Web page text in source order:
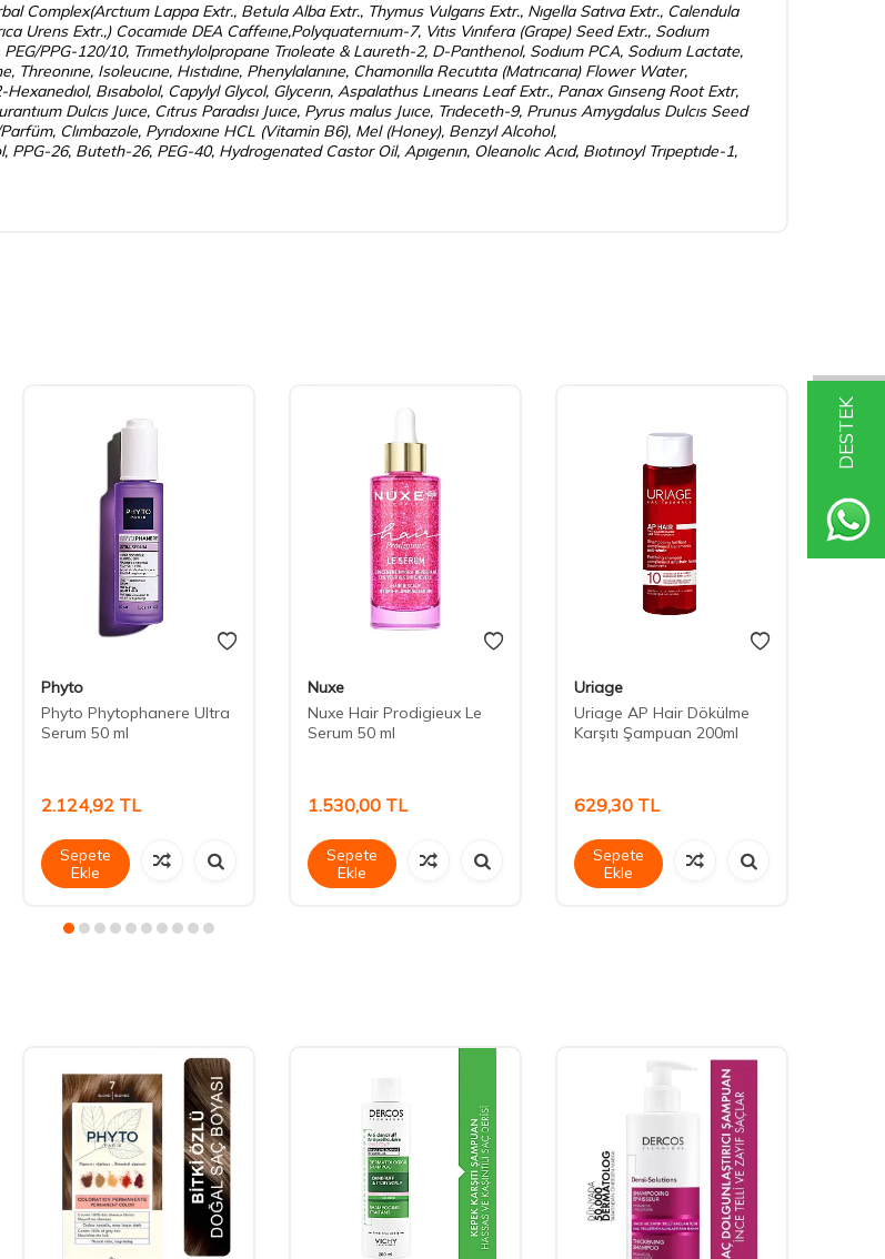
DESTEK
Complex(Arctıum Lappa Extr., Betula Alba Extr., Thymus Vulgarıs Extr., Nıgella Satıva Extr., Calendula
Urens Extr.,) Cocamıde DEA Caffeıne,Polyquaternıum-7, Vıtıs Vınıfera (Grape) Seed Extr., Sodıum
PPG-120/10, Trımethylolpropane Trıoleate & Laureth-2, D-Panthenol, Sodıum PCA, Sodıum Lactate,
Threonıne, Isoleucıne, Hıstıdıne, Phenylalanıne, Chamonılla Recutıta (Matrıcarıa) Flower Water,
Bısabolol, Capylyl Glycol, Glycerın, Aspalathus Lınearıs Leaf Extr., Panax Gınseng Root Extr,
Dulcıs Juıce, Cıtrus Paradısı Juıce, Pyrus malus Juıce, Trıdeceth-9, Prunus Amygdalus Dulcıs Seed
Clımbazole, Pyrıdoxıne HCL (Vitamin B6), Mel (Honey), Benzyl Alcohol,
26, Buteth-26, PEG-40, Hydrogenated Castor Oil, Apıgenın, Oleanolıc Acıd, Bıotınoyl Trıpeptıde-1,
Phyto
Phyto Phytophanere Ultra
Serum 50 ml
2.124,92 TL
Sepete
Ekle
Nuxe
Nuxe Hair Prodigieux Le
Serum 50 ml
1.530,00 TL
Sepete
Ekle
Uriage
Uriage AP Hair Dökülme
Karşıtı Şampuan 200ml
629,30 TL
Sepete
Ekle